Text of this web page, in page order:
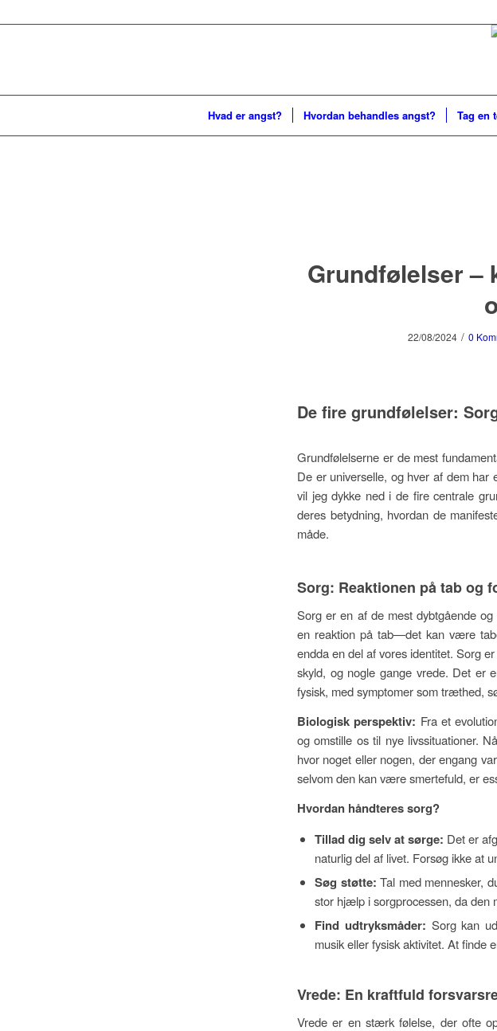
Hvad er angst? Hvordan behandles angst? Tag en
Grundfølelser –
22/08/2024 / 0
De fire grundfølelser:
Grundfølelserne er de mest
De er universelle, og hver af dem har
vil jeg dykke ned i de fire centrale
deres betydning, hvordan de
måde.
Sorg: Reaktionen på tab og
Sorg er en af de mest dybtgående
en reaktion på tab—det kan være
endda en del af vores identitet. Sorg
skyld, og nogle gange vrede. Det er
fysisk, med symptomer som træthed,
Biologisk perspektiv: Fra et
og omstille os til nye livssituationer.
hvor noget eller nogen, der engang
selvom den kan være smertefuld, er
Hvordan håndteres sorg?
Tillad dig selv at sørge: Det er
naturlig del af livet. Forsøg ikke at
Søg støtte: Tal med mennesker,
stor hjælp i sorgprocessen, da den
Find udtryksmåder: Sorg kan
musik eller fysisk aktivitet. At finde
Vrede: En kraftfuld
Vrede er en stærk følelse, der ofte